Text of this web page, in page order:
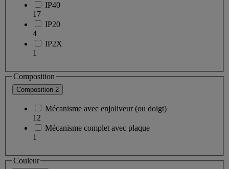
IP40
17
IP20
4
IP2X
1
Composition
Composition 2
Mécanisme avec enjoliveur (ou doigt)
12
Mécanisme complet avec plaque
1
Couleur